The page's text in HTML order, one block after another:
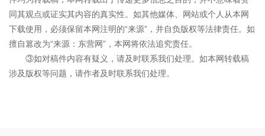
同其观点或证实其内容的真实性。如其他媒体、网站或个人从本网
下载使用，必须保留本网注明的“来源”，并自负版权等法律责任。如
擅自篡改为“来源：东营网”，本网将依法追究责任。
③如对稿件内容有疑义，请及时联系我们处理。如本网转载稿
涉及版权等问题，请作者及时联系我们处理。